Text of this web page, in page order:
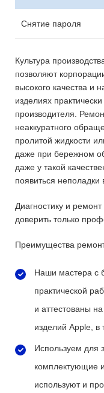
Снятие пароля
Культура
позволяют
высокого качества и
изделиях
производителя.
неаккуратного
пролитой жидкости
даже при бережном
даже у такой
появиться неполадки
Диагностику и
доверить только
Преимущества
Наши мастера с
практической
и аттестованы
изделий Apple, в
Используем для
комплектующие
используют и